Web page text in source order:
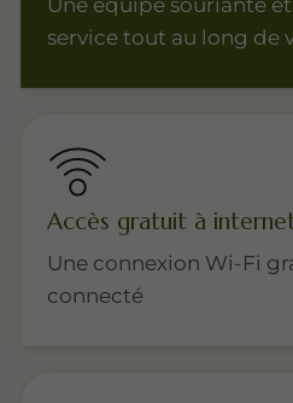
Une équipe souriante
service tout au long de
Accès gratuit à
Une connexion Wi-Fi
connecté